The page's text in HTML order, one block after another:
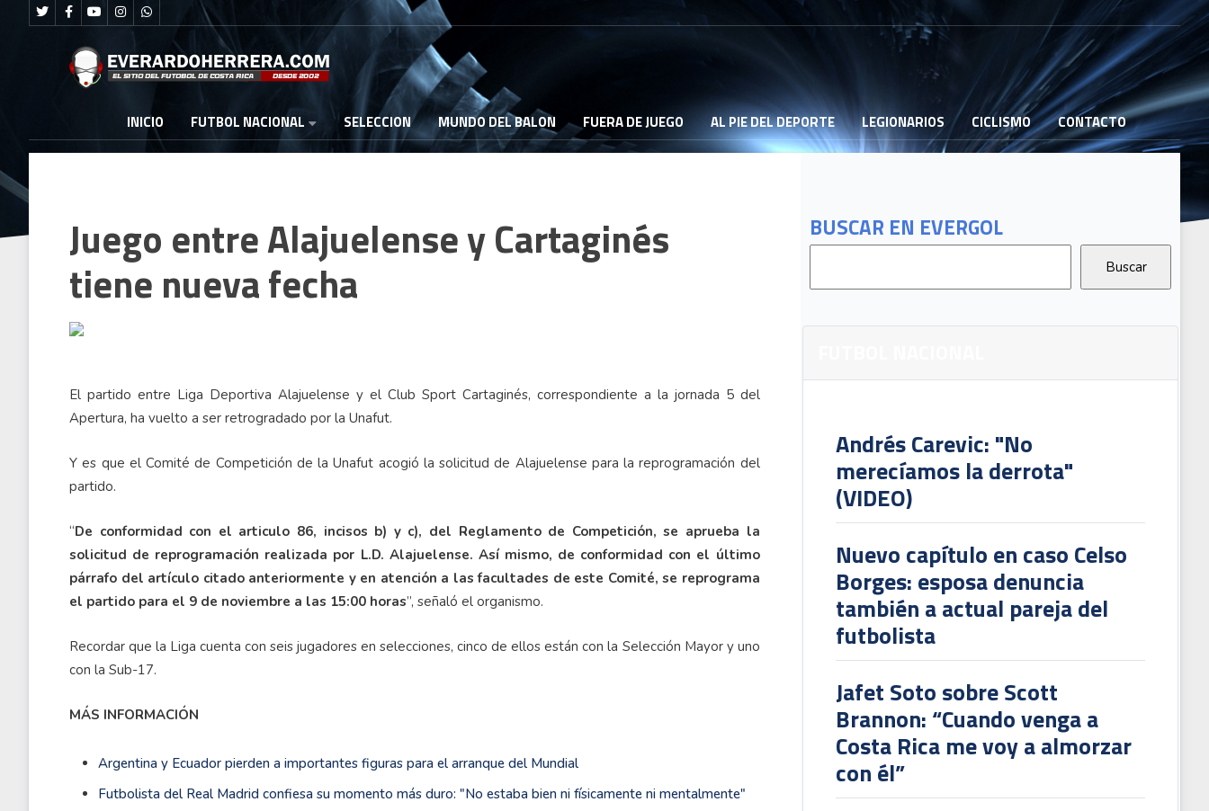
INICIO FUTBOL NACIONAL SELECCION MUNDO DEL BALON FUERA DE JUEGO AL PIE DEL DEPORTE LEGIONARIOS CICLISMO CONTACTO
BUSCAR EN EVERGOL
Andrés Carevic: "No
merecíamos la derrota"
(VIDEO)
Nuevo capítulo en caso Celso
Borges: esposa denuncia
también a actual pareja del
futbolista
Jafet Soto sobre Scott
Brannon: “Cuando venga a
Costa Rica me voy a almorzar
con él”
Juego entre Alajuelense y Cartaginés
tiene nueva fecha
El partido entre Liga Deportiva Alajuelense y el Club Sport Cartaginés, correspondiente a la jornada 5 del
Apertura, ha vuelto a ser retrogradado por la Unafut.
Y es que el Comité de Competición de la Unafut acogió la solicitud de Alajuelense para la reprogramación del
partido.
“De conformidad con el articulo 86, incisos b) y c), del Reglamento de Competición, se aprueba la
solicitud de reprogramación realizada por L.D. Alajuelense. Así mismo, de conformidad con el último
párrafo del artículo citado anteriormente y en atención a las facultades de este Comité, se reprograma
el partido para el 9 de noviembre a las 15:00 horas”, señaló el organismo.
Recordar que la Liga cuenta con seis jugadores en selecciones, cinco de ellos están con la Selección Mayor y uno
con la Sub-17.
MÁS INFORMACIÓN
Argentina y Ecuador pierden a importantes figuras para el arranque del Mundial
Futbolista del Real Madrid confiesa su momento más duro: "No estaba bien ni físicamente ni mentalmente"